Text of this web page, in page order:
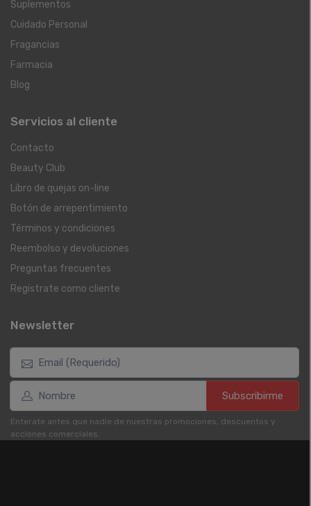
Suplementos
Cuidado Personal
Fragancias
Farmacia
Blog
Servicios al cliente
Contacto
Beauty Club
Libro de quejas on-line
Botón de arrepentimiento
Términos y condiciones
Reembolso y devoluciones
Preguntas frecuentes
Registrate como cliente
Newsletter
Subscribirme
Enterate antes que nadie de nuestras promociones, descuentos y
acciones comerciales.